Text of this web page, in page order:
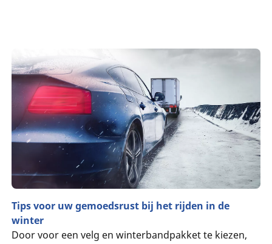
Tips voor uw gemoedsrust bij het rijden in de
winter
Door voor een velg en winterbandpakket te kiezen,